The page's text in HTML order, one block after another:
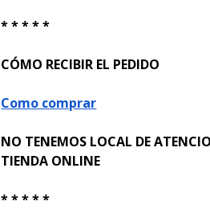
* * * * *
CÓMO RECIBIR EL PEDIDO
Como comprar
NO TENEMOS LOCAL DE
TIENDA ONLINE
* * * * *